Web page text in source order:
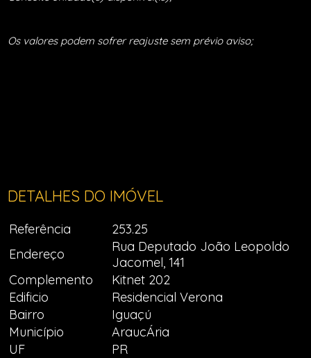
Os valores podem sofrer reajuste sem prévio aviso;
DETALHES DO IMÓVEL
Referência
253.25
Endereço
Rua Deputado João Leopoldo
Jacomel, 141
Complemento
Kitnet 202
Edificio
Residencial Verona
Bairro
Iguaçú
Município
AraucÁria
UF
PR